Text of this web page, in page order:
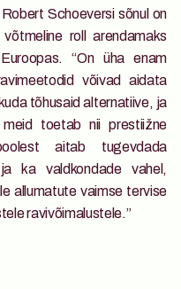
Schoeversi sõnul on
roll arendamaks
“On üha enam
võivad aidata
tõhusaid alternatiive, ja
toetab nii prestiižne
aitab tugevdada
ka valdkondade vahel,
allumatute vaimse tervise
ravivõimalustele.”